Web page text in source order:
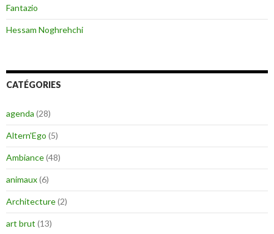
Fantazio
Hessam Noghrehchi
CATÉGORIES
agenda (28)
Altern'Ego (5)
Ambiance(48)
animaux(6)
Architecture(2)
art brut (13)